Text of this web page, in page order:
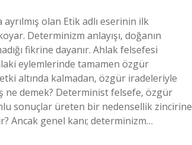
olan Etik adlı eserinin ilk
Determinizm anlayışı, doğanın
fikrine dayanır. Ahlak felsefesi
eylemlerinde tamamen özgür
altında kalmadan, özgür iradeleriyle
demek? Determinist felsefe, özgür
sonuçlar üreten bir nedensellik zincirine
Ancak genel kanı; determinizm…